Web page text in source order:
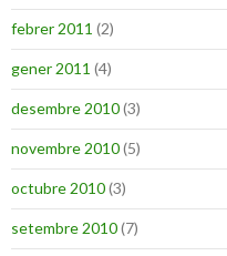
febrer 2011 (2)
gener 2011 (4)
desembre 2010(3)
novembre 2010(5)
octubre 2010(3)
setembre 2010(7)